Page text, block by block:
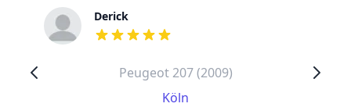
Derick
out of 5 stars
Peugeot 207 (2009)
Köln